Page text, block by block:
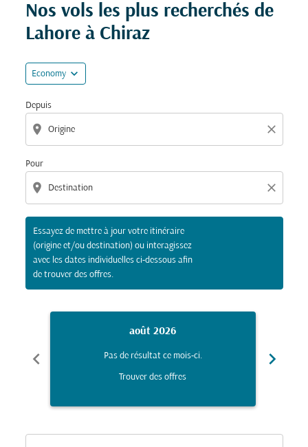
Nos vols les plus recherchés de
Lahore à Chiraz
Economy expand_more
Depuis
location_on close
Pour
location_on close
Essayez de mettre à jour votre itinéraire
(origine et/ou destination) ou interagissez
avec les dates individuelles ci-dessous afin
de trouver des offres.
Essayez de mettre à jour votre itinéraire (origine et/
chevron_left
août 2026
Pas de résultat ce mois-ci.
Trouver des offres
chevron_right